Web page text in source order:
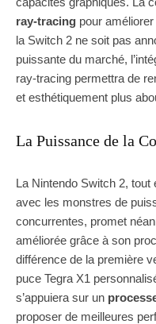
ray-tracing pour
la Switch 2 ne soit pas
puissante du marché,
ray-tracing permettra de
et esthétiquement plus
La Puissance de la
La Nintendo Switch 2,
avec les monstres de
concurrentes, promet
améliorée grâce à son
différence de la première
puce Tegra X1
s’appuiera sur un
proposer de meilleures